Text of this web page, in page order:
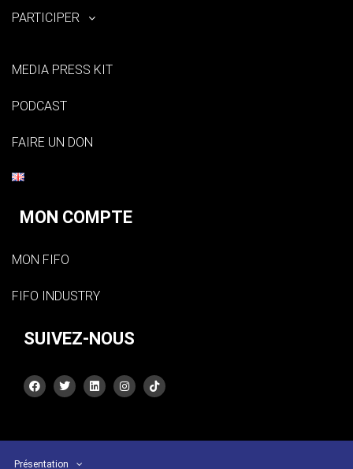
PARTICIPER
MEDIA PRESS KIT
PODCAST
FAIRE UN DON
MON COMPTE
MON FIFO
FIFO INDUSTRY
SUIVEZ-NOUS
Présentation